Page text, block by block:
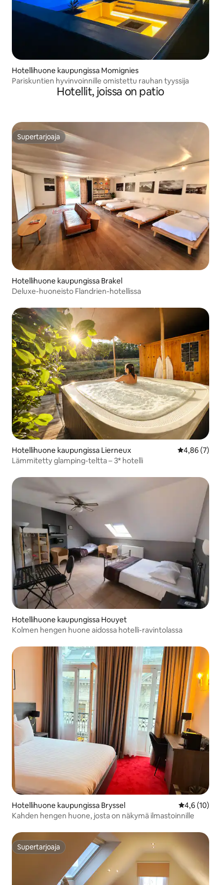
Hotellihuone kaupungissa Momignies
Pariskuntien hyvinvoinnille omistettu rauhan tyyssija
Hotellit, joissa on patio
Supertarjoaja
Supertarjoaja
Hotellihuone kaupungissa Brakel
Deluxe-huoneisto Flandrien-hotellissa
Hotellihuone kaupungissa Lierneux
4,86 (7)
Lämmitetty glamping-teltta – 3* hotelli
Hotellihuone kaupungissa Houyet
Kolmen hengen huone aidossa hotelli-ravintolassa
Hotellihuone kaupungissa Bryssel
4,6 (10)
Kahden hengen huone, josta on näkymä ilmastoinnille
Supertarjoaja
Supertarjoaja